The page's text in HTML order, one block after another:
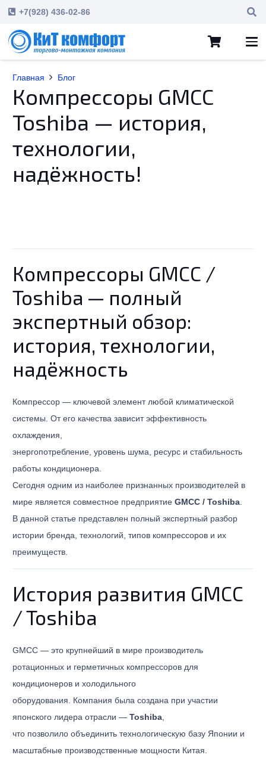
+7(928) 436-02-86
Главная Блог
Компрессоры GMCC
Toshiba — история,
технологии,
надёжность!
Компрессоры GMCC /
Toshiba — полный
экспертный обзор:
история, технологии,
надёжность
Компрессор — ключевой элемент любой климатической
системы. От его качества зависит эффективность
охлаждения,
энергопотребление, уровень шума, ресурс и стабильность
работы кондиционера.
Сегодня одним из наиболее признанных производителей в
мире является совместное предприятие GMCC / Toshiba
В данной статье представлен полный экспертный разбор
истории бренда, технологий, типов компрессоров и их
преимуществ.
История развития GMCC
/ Toshiba
GMCC — это крупнейший в мире производитель
ротационных и герметичных компрессоров для
кондиционеров и холодильного
оборудования. Компания была создана при участии
японского лидера отрасли — Toshiba
что позволило объединить технологическую базу Японии и
масштабные производственные мощности Китая.